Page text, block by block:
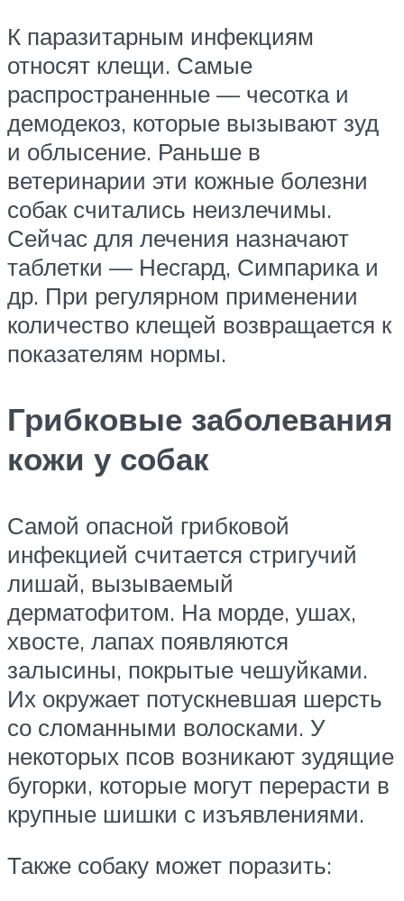
К паразитарным инфекциям
относят клещи. Самые
распространенные — чесотка и
демодекоз, которые вызывают зуд
и облысение. Раньше в
ветеринарии эти кожные болезни
собак считались неизлечимы.
Сейчас для лечения назначают
таблетки — Несгард, Симпарика и
др. При регулярном применении
количество клещей возвращается к
показателям нормы.
Грибковые заболевания
кожи у собак
Самой опасной грибковой
инфекцией считается стригучий
лишай, вызываемый
дерматофитом. На морде, ушах,
хвосте, лапах появляются
залысины, покрытые чешуйками.
Их окружает потускневшая шерсть
со сломанными волосками. У
некоторых псов возникают зудящие
бугорки, которые могут перерасти в
крупные шишки с изъявлениями.
Также собаку может поразить: